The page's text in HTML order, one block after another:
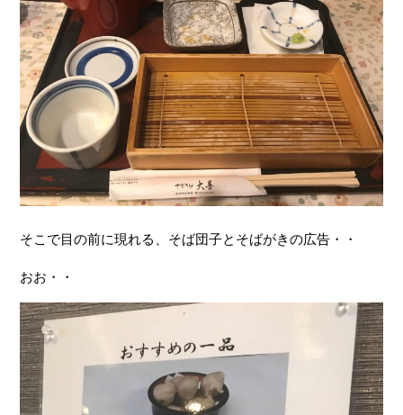
そこで目の前に現れる、そば団子とそばがきの広告・・
おお・・